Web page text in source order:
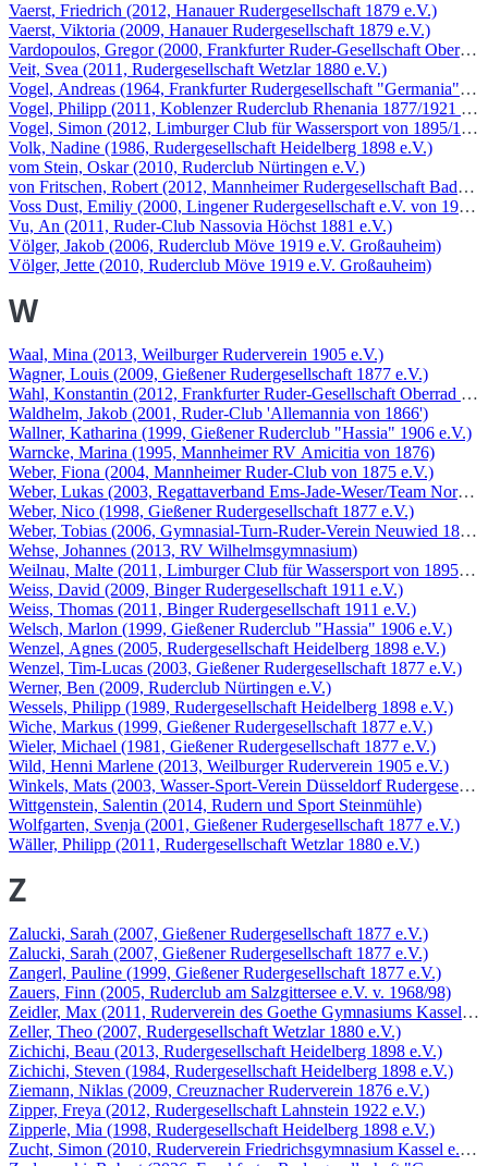
Vaerst, Friedrich (2012, Hanauer Rudergesellschaft 1879 e.V.)
Vaerst, Viktoria (2009, Hanauer Rudergesellschaft 1879 e.V.)
Vardopoulos, Gregor (2000, Frankfurter Ruder-Gesellschaft Oberrad
Veit, Svea (2011, Rudergesellschaft Wetzlar 1880 e.V.)
Vogel, Andreas (1964, Frankfurter Rudergesellschaft "Germania"
Vogel, Philipp (2011, Koblenzer Ruderclub Rhenania 1877/1921
Vogel, Simon (2012, Limburger Club für Wassersport von 1895/
Volk, Nadine (1986, Rudergesellschaft Heidelberg 1898 e.V.)
vom Stein, Oskar (2010, Ruderclub Nürtingen e.V.)
von Fritschen, Robert (2012, Mannheimer Rudergesellschaft Baden
Voss Dust, Emiliy (2000, Lingener Rudergesellschaft e.V. von 1923)
Vu, An (2011, Ruder-Club Nassovia Höchst 1881 e.V.)
Völger, Jakob (2006, Ruderclub Möve 1919 e.V. Großauheim)
Völger, Jette (2010, Ruderclub Möve 1919 e.V. Großauheim)
W
Waal, Mina (2013, Weilburger Ruderverein 1905 e.V.)
Wagner, Louis (2009, Gießener Rudergesellschaft 1877 e.V.)
Wahl, Konstantin (2012, Frankfurter Ruder-Gesellschaft Oberrad
Waldhelm, Jakob (2001, Ruder-Club 'Allemannia von 1866')
Wallner, Katharina (1999, Gießener Ruderclub "Hassia" 1906 e.V.)
Warncke, Marina (1995, Mannheimer RV Amicitia von 1876)
Weber, Fiona (2004, Mannheimer Ruder-Club von 1875 e.V.)
Weber, Lukas (2003, Regattaverband Ems-Jade-Weser/Team Nord-
Weber, Nico (1998, Gießener Rudergesellschaft 1877 e.V.)
Weber, Tobias (2006, Gymnasial-Turn-Ruder-Verein Neuwied 1882
Wehse, Johannes (2013, RV Wilhelmsgymnasium)
Weilnau, Malte (2011, Limburger Club für Wassersport von 1895/
Weiss, David (2009, Binger Rudergesellschaft 1911 e.V.)
Weiss, Thomas (2011, Binger Rudergesellschaft 1911 e.V.)
Welsch, Marlon (1999, Gießener Ruderclub "Hassia" 1906 e.V.)
Wenzel, Agnes (2005, Rudergesellschaft Heidelberg 1898 e.V.)
Wenzel, Tim-Lucas (2003, Gießener Rudergesellschaft 1877 e.V.)
Werner, Ben (2009, Ruderclub Nürtingen e.V.)
Wessels, Philipp (1989, Rudergesellschaft Heidelberg 1898 e.V.)
Wiche, Markus (1999, Gießener Rudergesellschaft 1877 e.V.)
Wieler, Michael (1981, Gießener Rudergesellschaft 1877 e.V.)
Wild, Henni Marlene (2013, Weilburger Ruderverein 1905 e.V.)
Winkels, Mats (2003, Wasser-Sport-Verein Düsseldorf
Wittgenstein, Salentin (2014, Rudern und Sport Steinmühle)
Wolfgarten, Svenja (2001, Gießener Rudergesellschaft 1877 e.V.)
Wäller, Philipp (2011, Rudergesellschaft Wetzlar 1880 e.V.)
Z
Zalucki, Sarah (2007, Gießener Rudergesellschaft 1877 e.V.)
Zalucki, Sarah (2007, Gießener Rudergesellschaft 1877 e.V.)
Zangerl, Pauline (1999, Gießener Rudergesellschaft 1877 e.V.)
Zauers, Finn (2005, Ruderclub am Salzgittersee e.V. v. 1968/98)
Zeidler, Max (2011, Ruderverein des Goethe Gymnasiums Kassel
Zeller, Theo (2007, Rudergesellschaft Wetzlar 1880 e.V.)
Zichichi, Beau (2013, Rudergesellschaft Heidelberg 1898 e.V.)
Zichichi, Steven (1984, Rudergesellschaft Heidelberg 1898 e.V.)
Ziemann, Niklas (2009, Creuznacher Ruderverein 1876 e.V.)
Zipper, Freya (2012, Rudergesellschaft Lahnstein 1922 e.V.)
Zipperle, Mia (1998, Rudergesellschaft Heidelberg 1898 e.V.)
Zucht, Simon (2010, Ruderverein Friedrichsgymnasium Kassel e.V.)